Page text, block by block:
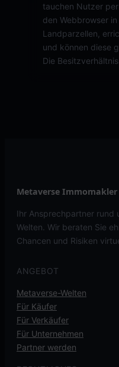
tauchen Nutzer
den Webbrowser
Landparzellen,
und können diese
Die
Metaverse Immomakler
Ihr Ansprechpartner rund
Welten. Wir beraten Sie
Chancen und Risiken
ANGEBOT
Metaverse-Welten
Für Käufer
Für Verkäufer
Für Unternehmen
Partner werden